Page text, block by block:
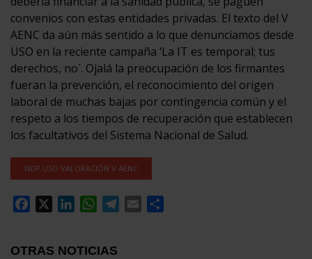
convenios con estas entidades privadas. El texto del V
AENC da aún más sentido a lo que denunciamos desde
USO en la reciente campaña ‘La IT es temporal; tus
derechos, no´. Ojalá la preocupación de los firmantes
fueran la prevención, el reconocimiento del origen
laboral de muchas bajas por contingencia común y el
respeto a los tiempos de recuperación que establecen
los facultativos del Sistema Nacional de Salud.
NDP USO VALORACIÓN V AENC
Facebook LinkedInWhatsApp
Telegram
Email
OTRAS NOTICIAS